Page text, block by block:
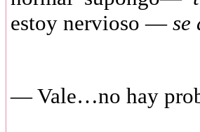
estoy nervioso — se
— Vale…no hay